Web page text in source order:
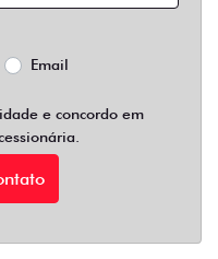
Email
e concordo em